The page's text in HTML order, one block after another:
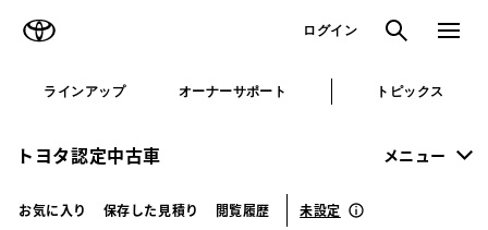
ログイン 検索 メニュ
ラインアップ オーナーサポート トピックス
トヨタ認定中古車 メニュー
お気に入り 保存した見積り 閲覧履歴 未設定